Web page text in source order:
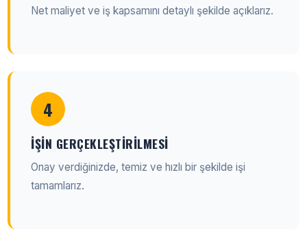
Net maliyet ve iş kapsamını detaylı şekilde açıklarız.
4
İŞIN GERÇEKLEŞTIRILMESI
Onay verdiğinizde, temiz ve hızlı bir şekilde işi
tamamlarız.